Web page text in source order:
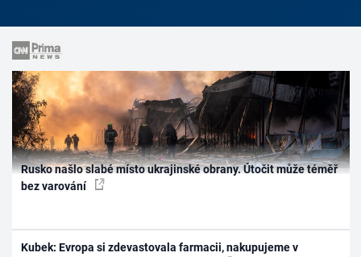
Rusko našlo slabé místo ukrajinské obrany. Útočit může téměř
bez varování
Kubek: Evropa si zdevastovala farmacii, nakupujeme v